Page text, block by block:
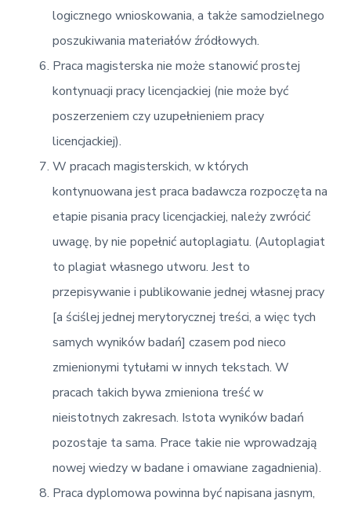
logicznego wnioskowania, a także samodzielnego
poszukiwania materiałów źródłowych.
Praca magisterska nie może stanowić prostej
kontynuacji pracy licencjackiej (nie może być
poszerzeniem czy uzupełnieniem pracy
licencjackiej).
W pracach magisterskich, w których
kontynuowana jest praca badawcza rozpoczęta na
etapie pisania pracy licencjackiej, należy zwrócić
uwagę, by nie popełnić autoplagiatu. (Autoplagiat
to plagiat własnego utworu. Jest to
przepisywanie i publikowanie jednej własnej pracy
[a ściślej jednej merytorycznej treści, a więc tych
samych wyników badań] czasem pod nieco
zmienionymi tytułami w innych tekstach. W
pracach takich bywa zmieniona treść w
nieistotnych zakresach. Istota wyników badań
pozostaje ta sama. Prace takie nie wprowadzają
nowej wiedzy w badane i omawiane zagadnienia).
Praca dyplomowa powinna być napisana jasnym,